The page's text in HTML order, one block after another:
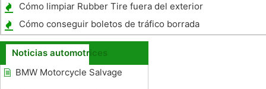
Cómo limpiar Rubber Tire fuera del exterior
de un coche
Cómo conseguir boletos de tráfico borrada
de su expediente
Noticias automotrices
BMW Motorcycle Salvage